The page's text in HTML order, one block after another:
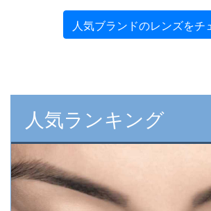
人気ブランドのレンズをチ
人気ランキング